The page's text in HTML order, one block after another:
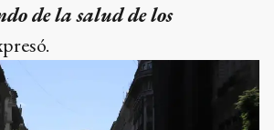
de la salud de los